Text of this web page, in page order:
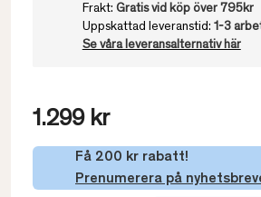
Frakt: Gratis vid köp över 795kr
Uppskattad leveranstid: 1-3
Se våra leveransalternativ här
1.299 kr
Få 200 kr rabatt!
Prenumerera på